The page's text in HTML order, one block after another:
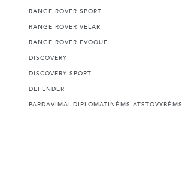
RANGE ROVER SPORT
RANGE ROVER VELAR
RANGE ROVER EVOQUE
DISCOVERY
DISCOVERY SPORT
DEFENDER
PARDAVIMAI DIPLOMATINĖMS ATSTOVYBĖMS